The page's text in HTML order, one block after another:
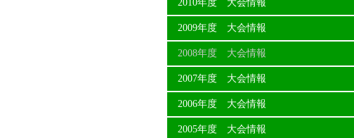
2010年度 大会情報
2009年度 大会情報
2008年度 大会情報
2007年度 大会情報
2006年度 大会情報
2005年度 大会情報